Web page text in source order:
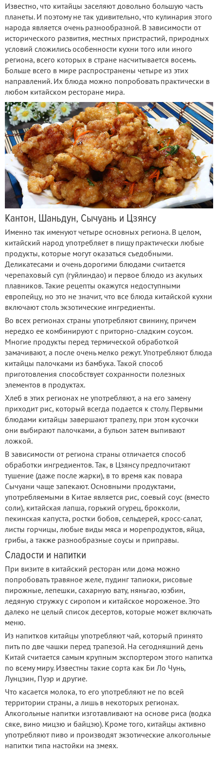
Известно, что китайцы заселяют довольно большую часть
планеты. И поэтому не так удивительно, что кулинария этого
народа является очень разнообразной. В зависимости от
исторического развития, местных пристрастий, природных
условий сложились особенности кухни того или иного
региона, всего которых в стране насчитывается восемь.
Больше всего в мире распространены четыре из этих
направлений. Их блюда можно попробовать практически в
любом китайском ресторане мира.
Кантон, Шаньдун, Сычуань и Цзянсу
Именно так именуют четыре основных региона. В целом,
китайский народ употребляет в пищу практически любые
продукты, которые могут оказаться съедобными.
Деликатесами и очень дорогими блюдами считается
черепаховый суп (гуйлиндао) и первое блюдо из акульих
плавников. Такие рецепты окажутся недоступными
европейцу, но это не значит, что все блюда китайской кухни
включают столь экзотические ингредиенты.
Во всех регионах страны употребляют свинину, причем
нередко ее комбинируют с приторно-сладким соусом.
Многие продукты перед термической обработкой
замачивают, а после очень мелко режут. Употребляют блюда
китайцы палочками из бамбука. Такой способ
приготовления способствует сохранности полезных
элементов в продуктах.
Хлеб в этих регионах не употребляют, а на его замену
приходит рис, который всегда подается к столу. Первыми
блюдами китайцы завершают трапезу, при этом кусочки
они выбирают палочками, а бульон затем выпивают
ложкой.
В зависимости от региона страны отличается способ
обработки ингредиентов. Так, в Цзянсу предпочитают
тушение (даже после жарки), в то время как повара
Сычуани чаще запекают. Основными продуктами,
употребляемыми в Китае является рис, соевый соус (вместо
соли), китайская лапша, горький огурец, брокколи,
пекинская капуста, ростки бобов, сельдерей, кросс-салат,
листы горчицы, любые виды мяса и морепродуктов, яйца,
грибы, а также разнообразные соусы и приправы.
Сладости и напитки
При визите в китайский ресторан или дома можно
попробовать травяное желе, пудинг тапиоки, рисовые
пирожные, лепешки, сахарную вату, няньгао, юэбин,
ледяную стружку с сиропом и китайское мороженое. Это
далеко не целый список десертов, которые может включать
меню.
Из напитков китайцы употребляют чай, который принято
пить по две чашки перед трапезой. На сегодняшний день
Китай считается самым крупным экспортером этого напитка
по всему миру. Известны такие сорта как Би Ло Чунь,
Лунцзин, Пуэр и другие.
Что касается молока, то его употребляют не по всей
территории страны, а лишь в некоторых регионах.
Алкогольные напитки изготавливают на основе риса (водка
сяке, вино мицзю и байцзю). Кроме того, китайцы активно
употребляют пиво и производят экзотические алкогольные
напитки типа настойки на змеях.